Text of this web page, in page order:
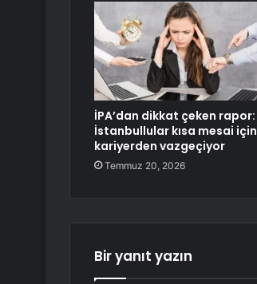
İPA’dan dikkat çeken rapor:
İstanbullular kısa mesai için
kariyerden vazgeçiyor
Temmuz 20, 2026
Bir yanıt yazın